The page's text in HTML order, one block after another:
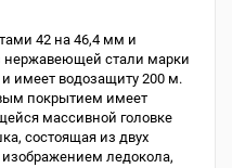
42 на 46,4 мм и
нержавеющей стали марки
имеет водозащиту 200 м.
покрытием имеет
массивной головке
состоящая из двух
ледокола,